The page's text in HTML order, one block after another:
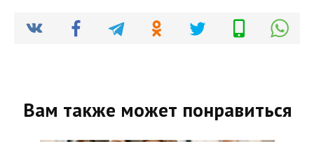
Вам также может понравиться